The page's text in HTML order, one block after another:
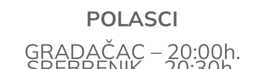
POLASCI
GRADAČAC – 20:00h.